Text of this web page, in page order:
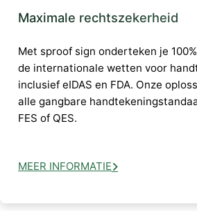
Maximale rechtszekerheid
Met sproof sign onderteken je
de internationale wetten voor
inclusief eIDAS en FDA. Onze
alle gangbare
FES of QES.
MEER INFORMATIE